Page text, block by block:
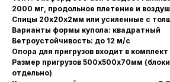
2000 мг, продольное плетение и
Спицы 20х20х2мм или усиленные с
Варианты формы купола: квадратный
Ветроустойчивость: до 12 м/с
Опора для пригрузов входит в комплект
Размер пригрузов 500х500х70мм
отдельно)